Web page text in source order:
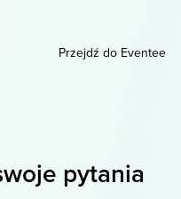
Przejdź do Eventee
pytania